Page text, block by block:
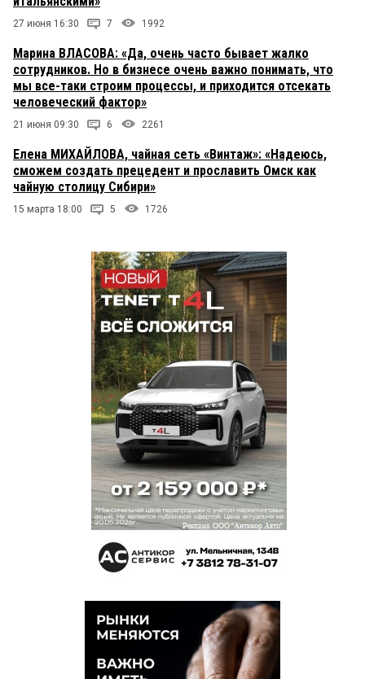
27 июня 16:30 7 1992
Марина ВЛАСОВА: «Да, очень часто бывает жалко
сотрудников. Но в бизнесе очень важно понимать, что
мы все-таки строим процессы, и приходится отсекать
человеческий фактор»
21 июня 09:30 6 2261
Елена МИХАЙЛОВА, чайная сеть «Винтаж»: «Надеюсь,
сможем создать прецедент и прославить Омск как
чайную столицу Сибири»
15 марта 18:00 5 1726